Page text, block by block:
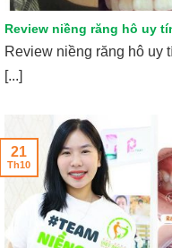
Review niềng răng hô uy
Review niềng răng hô uy
[...]
21
Th10